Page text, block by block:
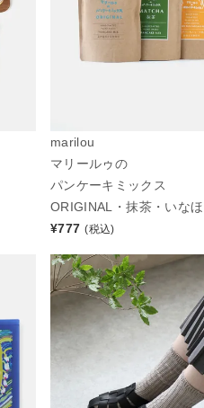
marilou
マリールゥの
パンケーキミックス
ORIGINAL・抹茶・いなほ
¥777 (税込)